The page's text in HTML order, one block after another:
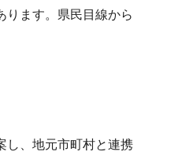
ります。県民目線から
し、地元市町村と連携